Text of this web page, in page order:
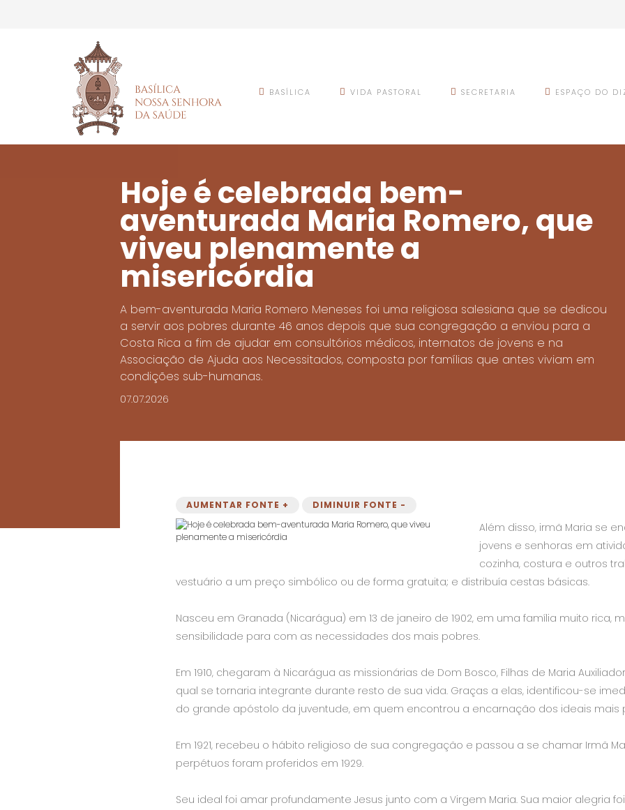
BASÍLICA VIDA PASTORAL SECRETARIA ESPAÇO DO
Hoje é celebrada bem-
aventurada Maria Romero, que
viveu plenamente a
misericórdia
A bem-aventurada Maria Romero Meneses foi uma religiosa salesiana que se dedicou
a servir aos pobres durante 46 anos depois que sua congregação a enviou para a
Costa Rica a fim de ajudar em consultórios médicos, internatos de jovens e na
Associação de Ajuda aos Necessitados, composta por famílias que antes viviam em
condições sub-humanas.
07.07.2026
AUMENTAR FONTE + DIMINUIR FONTE -
Além disso, irmã Maria se
jovens e senhoras em
cozinha, costura e outros
vestuário a um preço simbólico ou de forma gratuita; e distribuía cestas básicas.
Nasceu em Granada (Nicarágua) em 13 de janeiro de 1902, em uma família muito rica,
sensibilidade para com as necessidades dos mais pobres.
Em 1910, chegaram à Nicarágua as missionárias de Dom Bosco, Filhas de Maria
qual se tornaria integrante durante resto de sua vida. Graças a elas, identificou-se
do grande apóstolo da juventude, em quem encontrou a encarnação dos ideais mais
Em 1921, recebeu o hábito religioso de sua congregação e passou a se chamar Irmã
perpétuos foram proferidos em 1929.
Seu ideal foi amar profundamente Jesus junto com a Virgem Maria. Sua maior alegria